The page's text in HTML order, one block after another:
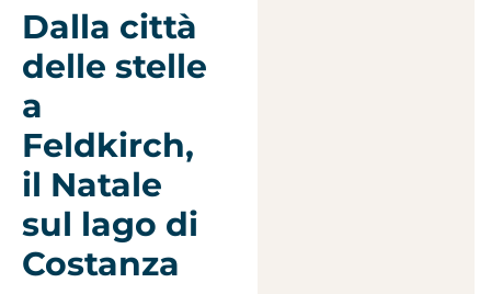
Dalla città
delle stelle
a
Feldkirch,
il Natale
sul lago di
Costanza